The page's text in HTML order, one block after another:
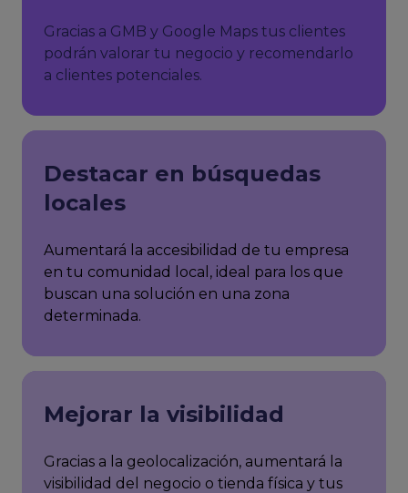
Gracias a GMB y Google Maps tus clientes
podrán valorar tu negocio y recomendarlo
a clientes potenciales.
Destacar en búsquedas
locales
Aumentará la accesibilidad de tu empresa
en tu comunidad local, ideal para los que
buscan una solución en una zona
determinada.
Mejorar la visibilidad
Gracias a la geolocalización, aumentará la
visibilidad del negocio o tienda física y tus